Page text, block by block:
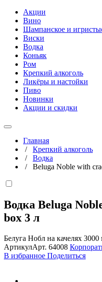
Акции
Вино
Шампанское и
Виски
Водка
Коньяк
Ром
Крепкий алкоголь
Ликёры и настойки
Пиво
Новинки
Акции и скидки
Главная
/ Крепкий алкоголь
/ Водка
/ Beluga Noble with
Водка Beluga
box 3 л
Белуга Нобл на качелях 3000
АртикулАрт. 64008
В избранное Поделиться